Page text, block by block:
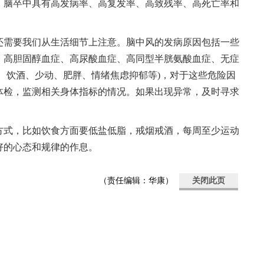
卒中具有高发病率、高复发率、高致残率、高死亡率和
要我们从生活细节上注意。脑中风的发病原因包括一些
胆固醇血症、高尿酸血症、高同型半胱氨酸血症、无症
饮酒、少动、肥胖、情绪焦虑抑郁等)，对于这些危险因
，监测相关身体指标的情况。如果出现异常，及时寻求
，比如饮食方面要低盐低脂，戒烟戒酒，每周至少运动
心态和规律的作息。
关闭此页
（责任编辑：华康）